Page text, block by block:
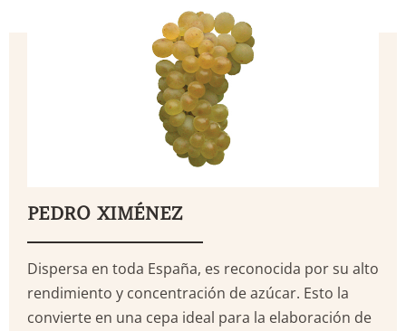
PEDRO XIMÉNEZ
Dispersa en toda España, es reconocida por su alto
rendimiento y concentración de azúcar. Esto la
convierte en una cepa ideal para la elaboración de